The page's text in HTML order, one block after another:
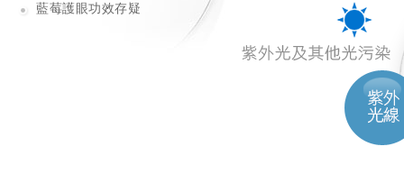
藍莓護眼功效存疑